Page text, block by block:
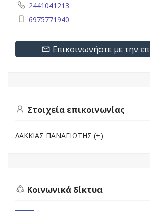
2441041213
6975771940
Επικοινωνήστε με την
Στοιχεία επικοινωνίας
ΛΑΚΚΙΑΣ ΠΑΝΑΓΙΩΤΗΣ (+)
Κοινωνικά δίκτυα